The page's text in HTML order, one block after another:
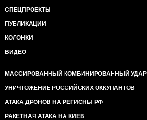
СПЕЦПРОЕКТЫ
ПУБЛИКАЦИИ
КОЛОНКИ
ВИДЕО
МАССИРОВАННЫЙ КОМБИНИРОВАННЫЙ УДАР
УНИЧТОЖЕНИЕ РОССИЙСКИХ ОККУПАНТОВ
АТАКА ДРОНОВ НА РЕГИОНЫ РФ
РАКЕТНАЯ АТАКА НА КИЕВ